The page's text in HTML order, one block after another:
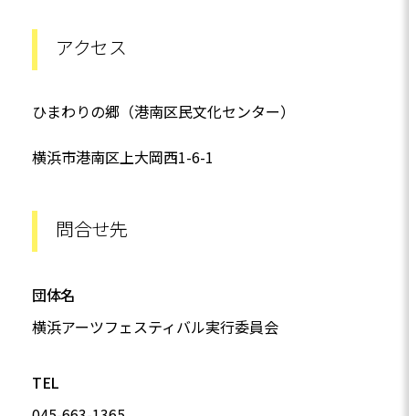
アクセス
ひまわりの郷（港南区民文化センター）
横浜市港南区上大岡西1-6-1
問合せ先
団体名
横浜アーツフェスティバル実行委員会
TEL